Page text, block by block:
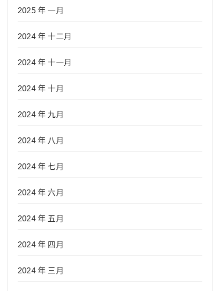
2025 年 一月
2024 年 十二月
2024 年 十一月
2024 年 十月
2024 年 九月
2024 年 八月
2024 年 七月
2024 年 六月
2024 年 五月
2024 年 四月
2024 年 三月